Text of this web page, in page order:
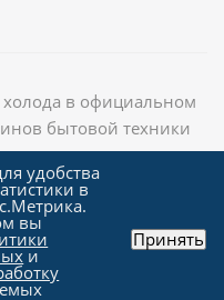
холода в официальном
бытовой техники
удобства
в
вы
и
Принять